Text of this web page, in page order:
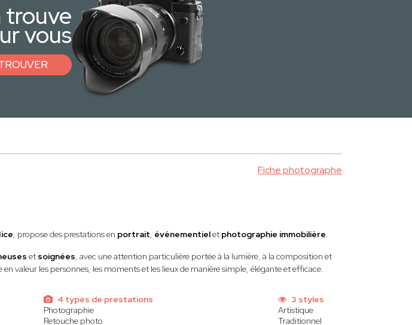
trouve
vous
Fiche photographe
, propose des prestations en portrait, événementielet photographie immobilière.
et soignées, avec une attention particulière portée à la lumière, à la composition et
valeur les personnes, les moments et les lieux de manière simple, élégante et efficace.
4 types de prestations
Photographie
Retouche photo
3 styles
Artistique
Traditionnel